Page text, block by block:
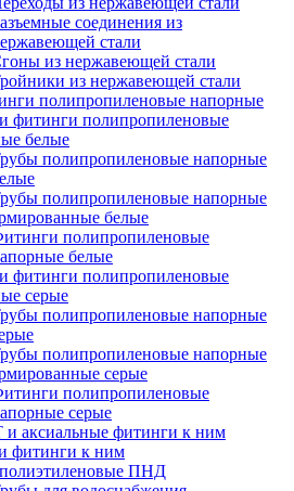
соединения из
стали
из нержавеющей стали
из нержавеющей стали
полипропиленовые напорные
фитинги полипропиленовые
белые
полипропиленовые напорные
полипропиленовые напорные
белые
полипропиленовые
белые
фитинги полипропиленовые
серые
полипропиленовые напорные
полипропиленовые напорные
серые
полипропиленовые
серые
и аксиальные фитинги к ним
фитинги к ним
ПНД